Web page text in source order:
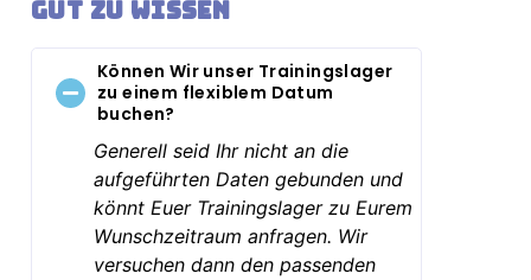
Gut zu wissen
Können Wir unser Trainingslager
zu einem flexiblem Datum
buchen?
Generell seid Ihr nicht an die
aufgeführten Daten gebunden und
könnt Euer Trainingslager zu Eurem
Wunschzeitraum anfragen. Wir
versuchen dann den passenden